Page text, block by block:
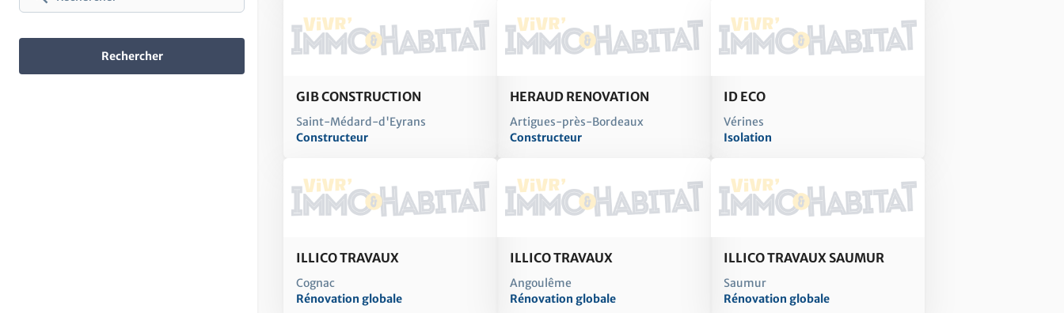
GIB CONSTRUCTION
Saint-Médard-d'Eyrans
Constructeur
HERAUD RENOVATION
Artigues-près-Bordeaux
Constructeur
ID ECO
Vérines
Isolation
ILLICO TRAVAUX
Cognac
Rénovation globale
ILLICO TRAVAUX
Angoulême
Rénovation globale
ILLICO TRAVAUX SAUMUR
Saumur
Rénovation globale